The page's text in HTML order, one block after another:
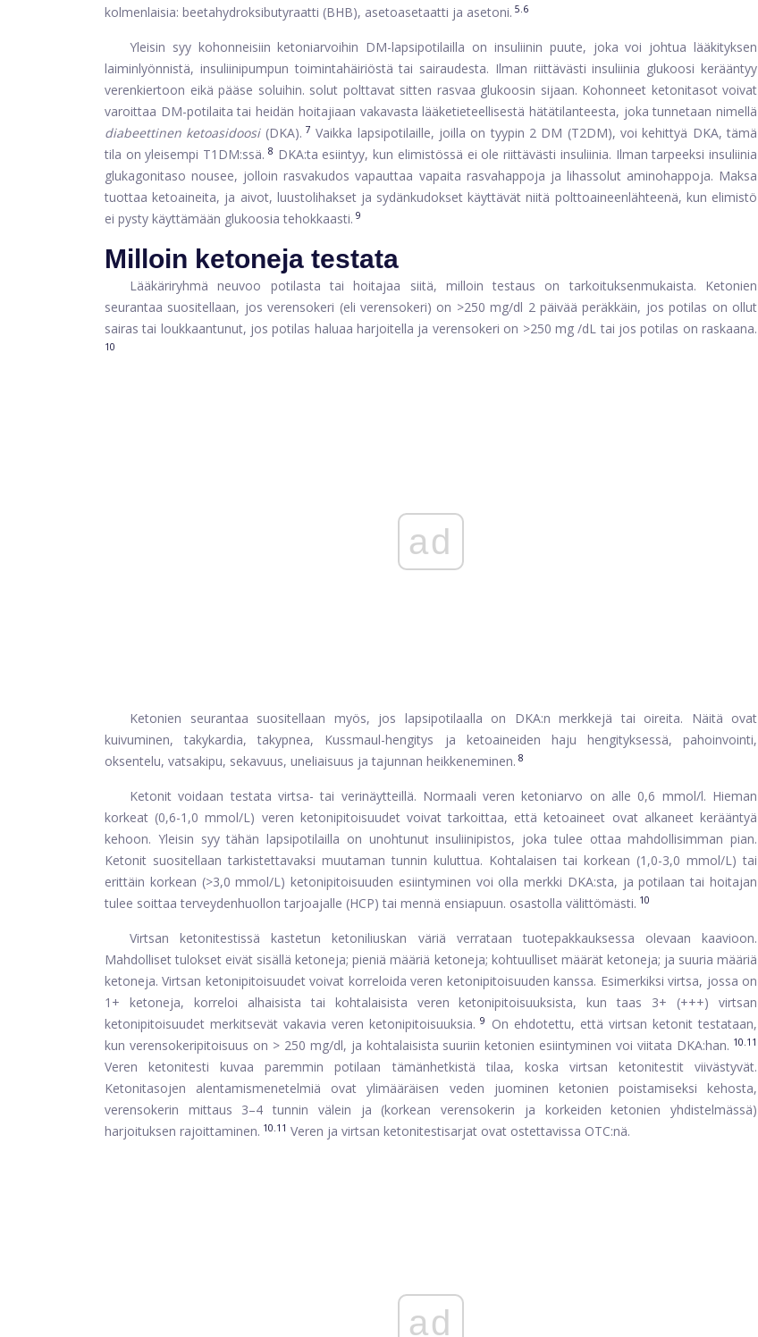
kolmenlaisia: beetahydroksibutyraatti (BHB), asetoasetaatti ja asetoni. 5.6
Yleisin syy kohonneisiin ketoniarvoihin DM-lapsipotilailla on insuliinin puute, joka voi johtua lääkityksen
laiminlyönnistä, insuliinipumpun toimintahäiriöstä tai sairaudesta. Ilman riittävästi insuliinia glukoosi kerääntyy
verenkiertoon eikä pääse soluihin. solut polttavat sitten rasvaa glukoosin sijaan. Kohonneet ketonitasot voivat
varoittaa DM-potilaita tai heidän hoitajiaan vakavasta lääketieteellisestä hätätilanteesta, joka tunnetaan nimellä
diabeettinen ketoasidoosi(DKA). 7 Vaikka lapsipotilaille, joilla on tyypin 2 DM (T2DM), voi kehittyä DKA, tämä
tila on yleisempi T1DM:ssä. 8 DKA:ta esiintyy, kun elimistössä ei ole riittävästi insuliinia. Ilman tarpeeksi insuliinia
glukagonitaso nousee, jolloin rasvakudos vapauttaa vapaita rasvahappoja ja lihassolut aminohappoja. Maksa
tuottaa ketoaineita, ja aivot, luustolihakset ja sydänkudokset käyttävät niitä polttoaineenlähteenä, kun elimistö
ei pysty käyttämään glukoosia tehokkaasti. 9
Milloin ketoneja testata
Lääkäriryhmä neuvoo potilasta tai hoitajaa siitä, milloin testaus on tarkoituksenmukaista. Ketonien
seurantaa suositellaan, jos verensokeri (eli verensokeri) on >250 mg/dl 2 päivää peräkkäin, jos potilas on ollut
sairas tai loukkaantunut, jos potilas haluaa harjoitella ja verensokeri on >250 mg /dL tai jos potilas on raskaana.
10
ad
Ketonien seurantaa suositellaan myös, jos lapsipotilaalla on DKA:n merkkejä tai oireita. Näitä ovat
kuivuminen, takykardia, takypnea, Kussmaul-hengitys ja ketoaineiden haju hengityksessä, pahoinvointi,
oksentelu, vatsakipu, sekavuus, uneliaisuus ja tajunnan heikkeneminen. 8
Ketonit voidaan testata virtsa- tai verinäytteillä. Normaali veren ketoniarvo on alle 0,6 mmol/l. Hieman
korkeat (0,6-1,0 mmol/L) veren ketonipitoisuudet voivat tarkoittaa, että ketoaineet ovat alkaneet kerääntyä
kehoon. Yleisin syy tähän lapsipotilailla on unohtunut insuliinipistos, joka tulee ottaa mahdollisimman pian.
Ketonit suositellaan tarkistettavaksi muutaman tunnin kuluttua. Kohtalaisen tai korkean (1,0-3,0 mmol/L) tai
erittäin korkean (>3,0 mmol/L) ketonipitoisuuden esiintyminen voi olla merkki DKA:sta, ja potilaan tai hoitajan
tulee soittaa terveydenhuollon tarjoajalle (HCP) tai mennä ensiapuun. osastolla välittömästi. 10
Virtsan ketonitestissä kastetun ketoniliuskan väriä verrataan tuotepakkauksessa olevaan kaavioon.
Mahdolliset tulokset eivät sisällä ketoneja; pieniä määriä ketoneja; kohtuulliset määrät ketoneja; ja suuria määriä
ketoneja. Virtsan ketonipitoisuudet voivat korreloida veren ketonipitoisuuden kanssa. Esimerkiksi virtsa, jossa on
1+ ketoneja, korreloi alhaisista tai kohtalaisista veren ketonipitoisuuksista, kun taas 3+ (+++) virtsan
ketonipitoisuudet merkitsevät vakavia veren ketonipitoisuuksia. 9
On ehdotettu, että virtsan ketonit testataan,
kun verensokeripitoisuus on > 250 mg/dl, ja kohtalaisista suuriin ketonien esiintyminen voi viitata DKA:han. 10.11
Veren ketonitesti kuvaa paremmin potilaan tämänhetkistä tilaa, koska virtsan ketonitestit viivästyvät.
Ketonitasojen alentamismenetelmiä ovat ylimääräisen veden juominen ketonien poistamiseksi kehosta,
verensokerin mittaus 3–4 tunnin välein ja (korkean verensokerin ja korkeiden ketonien yhdistelmässä)
harjoituksen rajoittaminen. 10.11 Veren ja virtsan ketonitestisarjat ovat ostettavissa OTC:nä.
ad